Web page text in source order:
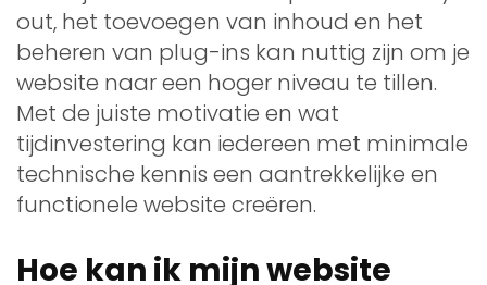
out, het toevoegen van inhoud en het
beheren van plug-ins kan nuttig zijn om je
website naar een hoger niveau te tillen.
Met de juiste motivatie en wat
tijdinvestering kan iedereen met minimale
technische kennis een aantrekkelijke en
functionele website creëren.
Hoe kan ik mijn website